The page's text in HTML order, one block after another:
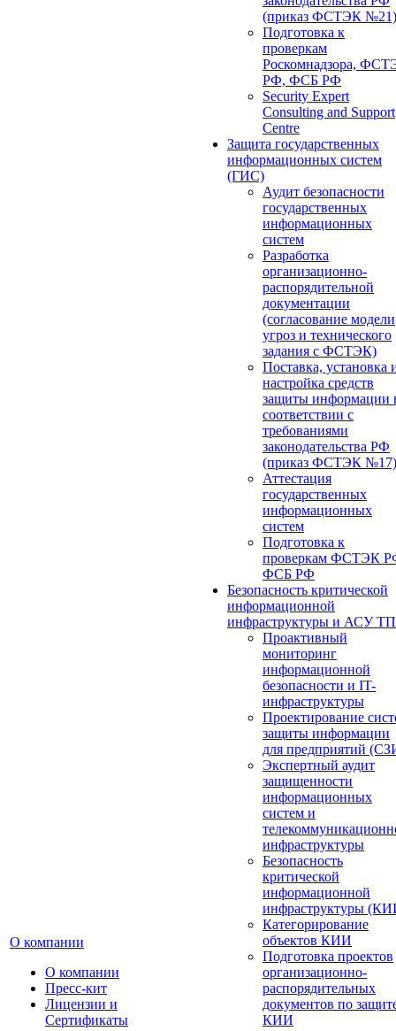
О компании
О компании
Пресс-кит
Лицензии и
Сертификаты
(приказ ФСТЭК №21)
Подготовка к
проверкам
Роскомнадзора,
РФ, ФСБ РФ
Security Expert
Consulting and Support
Centre
Защита государственных
информационных систем
(ГИС)
Аудит безопасности
государственных
информационных
систем
Разработка
организационно-
распорядительной
документации
(согласование модели
угроз и технического
задания с ФСТЭК)
Поставка, установка
настройка средств
защиты информации
соответствии с
требованиями
законодательства РФ
(приказ ФСТЭК №17)
Аттестация
государственных
информационных
систем
Подготовка к
проверкам ФСТЭК
ФСБ РФ
Безопасность критической
информационной
инфраструктуры и АСУ ТП
Проактивный
мониторинг
информационной
безопасности и IT-
инфраструктуры
Проектирование
защиты информации
для предприятий
Экспертный аудит
защищенности
информационных
систем и
инфраструктуры
Безопасность
критической
информационной
инфраструктуры
Категорирование
объектов КИИ
Подготовка проектов
организационно-
распорядительных
документов по
КИИ